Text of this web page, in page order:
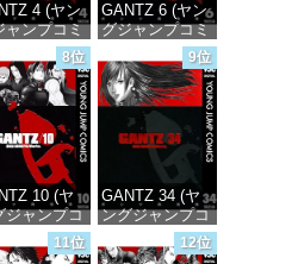
4 (ヤン
ャンプコミ
スDIGITAL)
価格：¥100
GANTZ 6 (ヤン
グジャンプコミ
ックスDIGITAL)
価格：¥100
8位
10 (ヤ
ジャンプコ
9位
GANTZ 34 (ヤ
ングジャンプコ
DIGITAL)
11位 12位